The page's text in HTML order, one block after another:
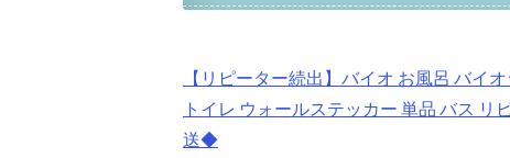
【リピーター続出】バイオ お風呂 バイオ
トイレ ウォールステッカー 単品 バス リ
送◆